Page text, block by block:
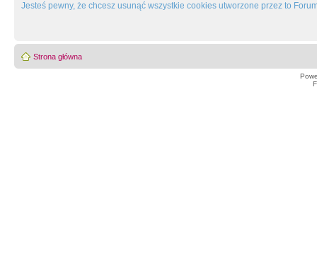
Jesteś pewny, że chcesz usunąć wszystkie cookies utworzone przez to
Strona główna